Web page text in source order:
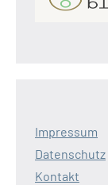
Impressum
Datenschutz
Kontakt